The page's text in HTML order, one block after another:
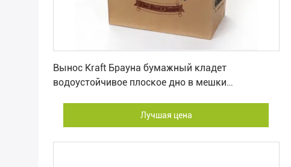
Вынос Kraft Брауна бумажный кладет
водоустойчивое плоское дно в мешки
Лучшая цена